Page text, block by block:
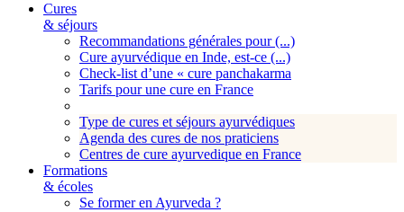
Cures
& séjours
Recommandations générales pour (...)
Cure ayurvédique en Inde, est-ce (...)
Check-list d’une « cure panchakarma
Tarifs pour une cure en France
Type de cures et séjours ayurvédiques
Agenda des cures de nos praticiens
Centres de cure ayurvedique en France
Formations
& écoles
Se former en Ayurveda ?